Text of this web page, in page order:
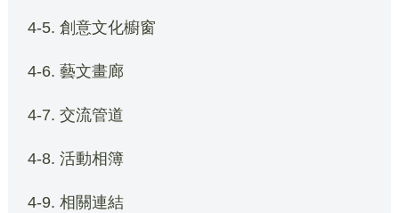
4-5. 創意文化櫥窗
4-6. 藝文畫廊
4-7. 交流管道
4-8. 活動相簿
4-9. 相關連結